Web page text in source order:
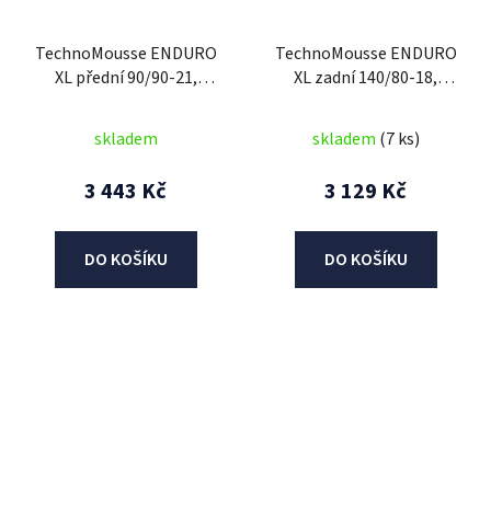
TechnoMousse ENDURO
XL přední 90/90-21,
směs)
skladem
3 443 Kč
DO KOŠÍKU
TechnoMousse ENDURO
XL zadní 140/80-18,
SERIES , standardní
směs)
skladem (7 ks)
3 129 Kč
DO KOŠÍKU